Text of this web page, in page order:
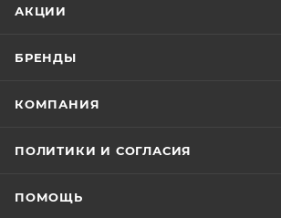
АКЦИИ
БРЕНДЫ
КОМПАНИЯ
ПОЛИТИКИ И СОГЛАСИЯ
ПОМОЩЬ